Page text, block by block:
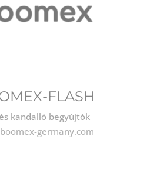
FLASH
kandalló begyújtók
germany.com